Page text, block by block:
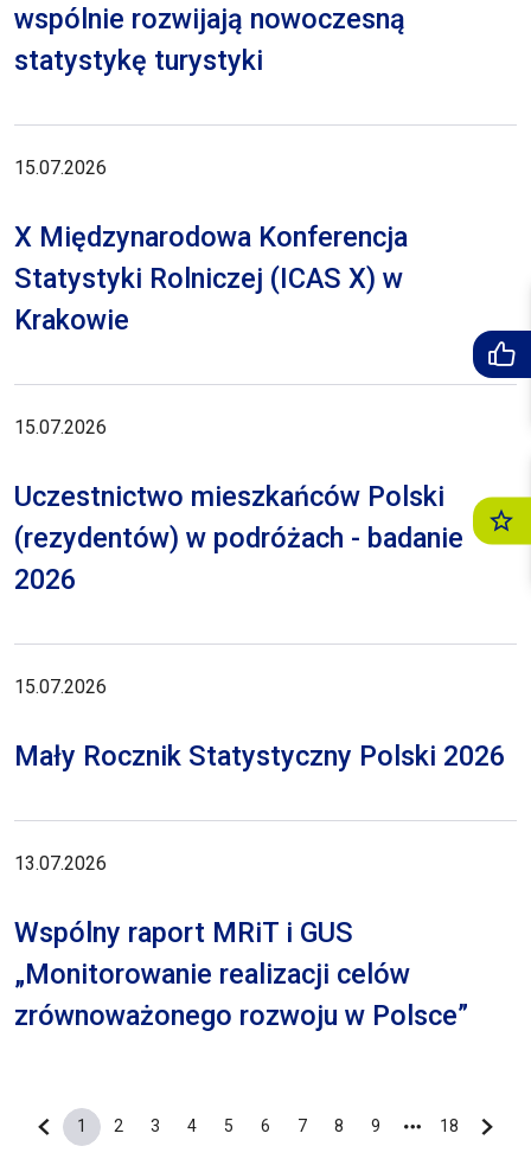
wspólnie rozwijają nowoczesną
statystykę turystyki
15.07.2026
X Międzynarodowa Konferencja
Statystyki Rolniczej (ICAS X) w
Krakowie
15.07.2026
Uczestnictwo mieszkańców Polski
(rezydentów) w podróżach - badanie
2026
15.07.2026
Mały Rocznik Statystyczny Polski 2026
13.07.2026
Wspólny raport MRiT i GUS
„Monitorowanie realizacji celów
zrównoważonego rozwoju w Polsce”
Poprzednia strona
Bieżąca strona
1
Strona
2
Strona
3
Strona
4
Strona
5
Strona
6
Strona
7
Strona
8
Strona
9
Ostatnia
18